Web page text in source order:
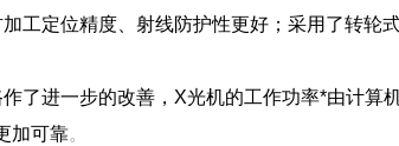
工定位精度、射线防护性更好；采用了转轮
了进一步的改善， X光机的工作功率*由计算
加可靠。